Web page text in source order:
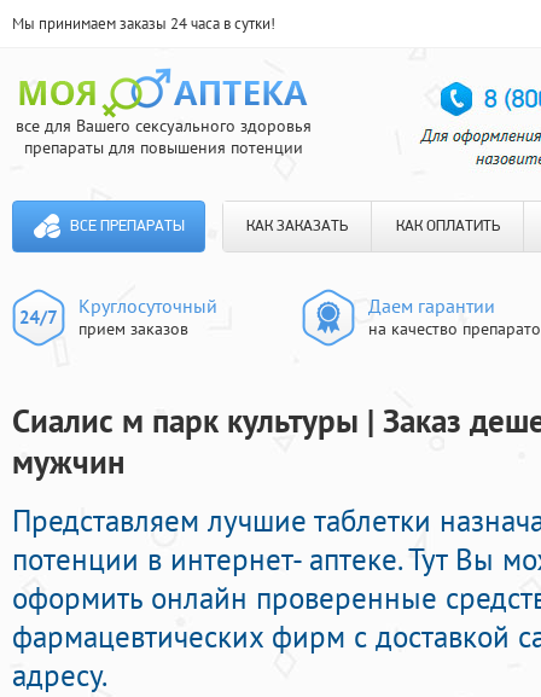
Мы принимаем заказы 24 часа в сутки!
все для Вашего сексуального здоровья
препараты для повышения потенции
ВСЕ ПРЕПАРАТЫ КАК ЗАКАЗАТЬ КАК ОПЛАТИТЬ
Круглосуточный
прием заказов
Даем гарантии
на качество
Сиалис м парк культуры | Заказ
мужчин
Представляем лучшие таблетки
потенции в интернет- аптеке. Тут Вы
оформить онлайн проверенные
фармацевтических фирм с доставкой
адресу.